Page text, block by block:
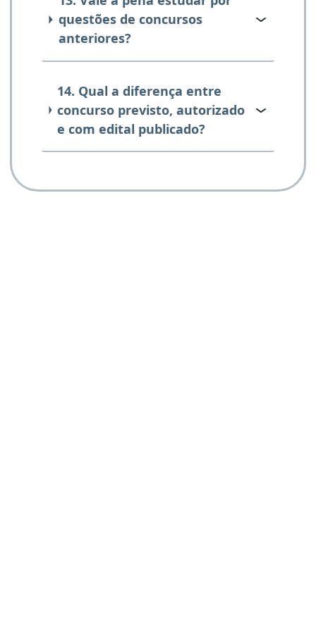
questões de concursos
anteriores?
14. Qual a diferença entre
concurso previsto, autorizado
e com edital publicado?